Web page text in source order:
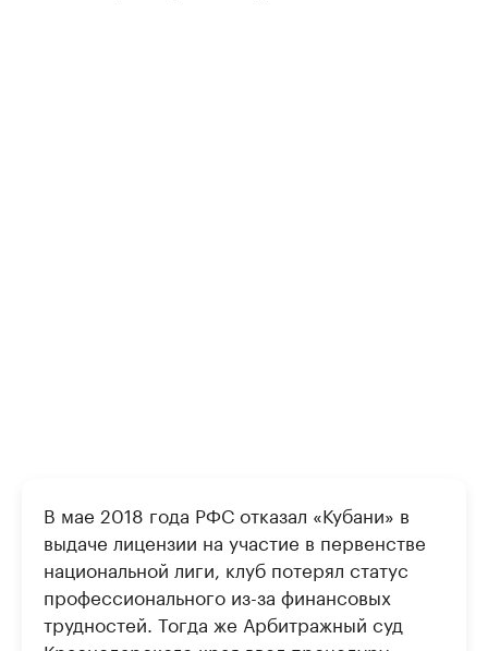
В мае 2018 года РФС отказал «Кубани» в
выдаче лицензии на участие в первенстве
национальной лиги, клуб потерял статус
профессионального из-за финансовых
трудностей. Тогда же Арбитражный суд